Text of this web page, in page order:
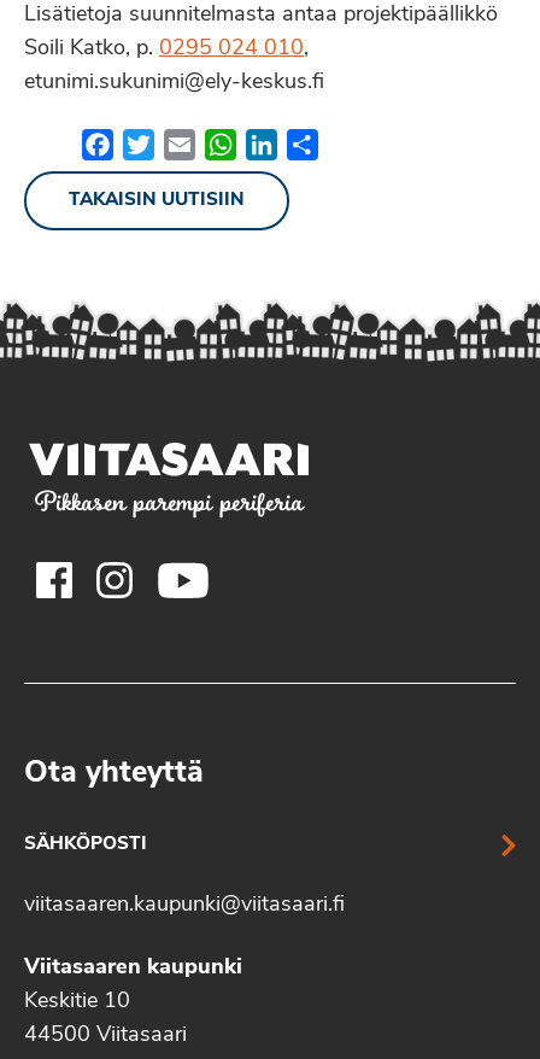
Lisätietoja suunnitelmasta antaa projektipäällikkö
Soili Katko, p. 0295 024 010,
etunimi.sukunimi@ely-keskus.fi
FacebookTwitterEmail WhatsApp
LinkedIn
TAKAISIN UUTISIIN
Pikkasen parempi periferia
Ota yhteyttä
SÄHKÖPOSTI
viitasaaren.kaupunki@viitasaari.fi
Viitasaaren kaupunki
Keskitie 10
44500 Viitasaari